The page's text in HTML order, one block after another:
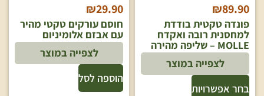
₪89.90
פונדה טקטית בודדת
למחסנית רובה ואקדח
MOLLE – שליפה מהירה
בחר אפשרויות
לצפייה במוצר
₪29.90
חוסם עורקים טקטי מהיר
עם אבזם אלומיניום
הוספה לסל
לצפייה במוצר